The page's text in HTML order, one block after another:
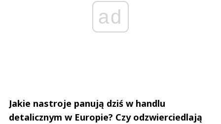
ad
Jakie nastroje panują dziś w handlu
detalicznym w Europie? Czy odzwierciedlają